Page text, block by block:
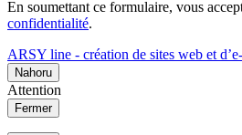
En soumettant ce formulaire, vous
confidentialité.
ARSY line - création de sites web et
Nahoru
Attention
Fermer